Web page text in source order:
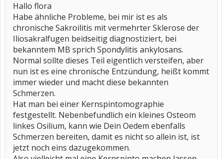
Hallo flora
Habe ähnliche Probleme, bei mir ist es als
chronische Sakroilitis mit vermehrter Sklerose der
Iliosakralfugen beidseitig diagnostiziert, bei
bekanntem MB sprich Spondylitis ankylosans.
Normal sollte dieses Teil eigentlich versteifen, aber
nun ist es eine chronische Entzündung, heißt kommt
immer wieder und macht diese bekannten
Schmerzen.
Hat man bei einer Kernspintomographie
festgestellt. Nebenbefundlich ein kleines Osteom
linkes Osilium, kann wie Dein Oedem ebenfalls
Schmerzen bereiten, damit es nicht so allein ist, ist
jetzt noch eins dazugekommen.